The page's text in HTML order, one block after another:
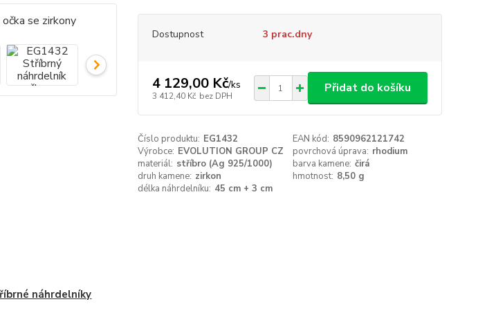
Dostupnost 3 prac.dny
4 129,00 Kč/ks
3 412,40 Kč bez DPH
Přidat do košíku
Číslo produktu: EG1432 EAN kód: 8590962121742
Výrobce: EVOLUTION GROUP CZ povrchová úprava: rhodium
materiál: stříbro (Ag 925/1000) barva kamene: čirá
druh kamene: zirkon hmotnost: 8,50 g
délka náhrdelníku: 45 cm + 3 cm
náhrdelníky